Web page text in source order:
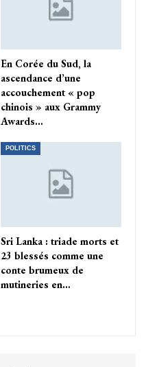
En Corée du Sud, la
ascendance d’une
accouchement « pop
chinois » aux Grammy
Awards…
POLITICS
Sri Lanka : triade morts et
23 blessés comme une
conte brumeux de
mutineries en…